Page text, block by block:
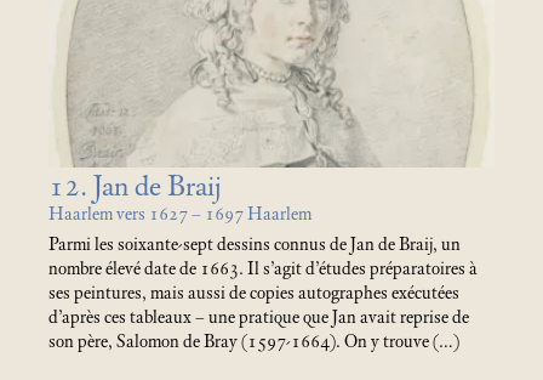
12. Jan de Braij
Haarlem vers 1627 – 1697 Haarlem
Parmi les soixante-sept dessins connus de Jan de Braij, un
nombre élevé date de 1663. Il s’agit d’études préparatoires à
ses peintures, mais aussi de copies autographes exécutées
d’après ces tableaux – une pratique que Jan avait reprise de
son père, Salomon de Bray (1597-1664). On y trouve (…)